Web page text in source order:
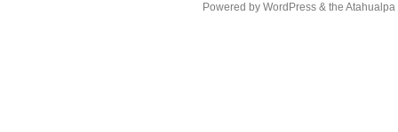
Powered by WordPress& the Atahualpa